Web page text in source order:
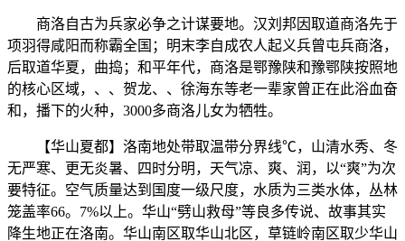
商洛自古为兵家必争之计谋要地。汉刘邦因取道商洛先于
项羽得咸阳而称霸全国；明末李自成农人起义兵曾屯兵商洛，
后取道华夏，曲捣；和平年代，商洛是鄂豫陕和豫鄂陕按照地
的核心区域，、、贺龙、、徐海东等老一辈家曾正在此浴血奋
和，播下的火种，3000多商洛儿女为牺牲。
【华山夏都】洛南地处带取温带分界线℃，山清水秀、冬
无严寒、更无炎暑、四时分明，天气凉、爽、润，以“爽”为次
要特征。空气质量达到国度一级尺度，水质为三类水体，丛林
笼盖率66。7%以上。华山“劈山救母”等良多传说、故事其实
降生地正在洛南。华山南区取华山北区，草链岭南区取少华山